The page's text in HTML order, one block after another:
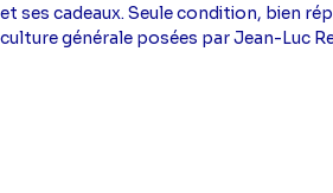
et ses cadeaux. Seule condition, bien
culture générale posées par Jean-Luc